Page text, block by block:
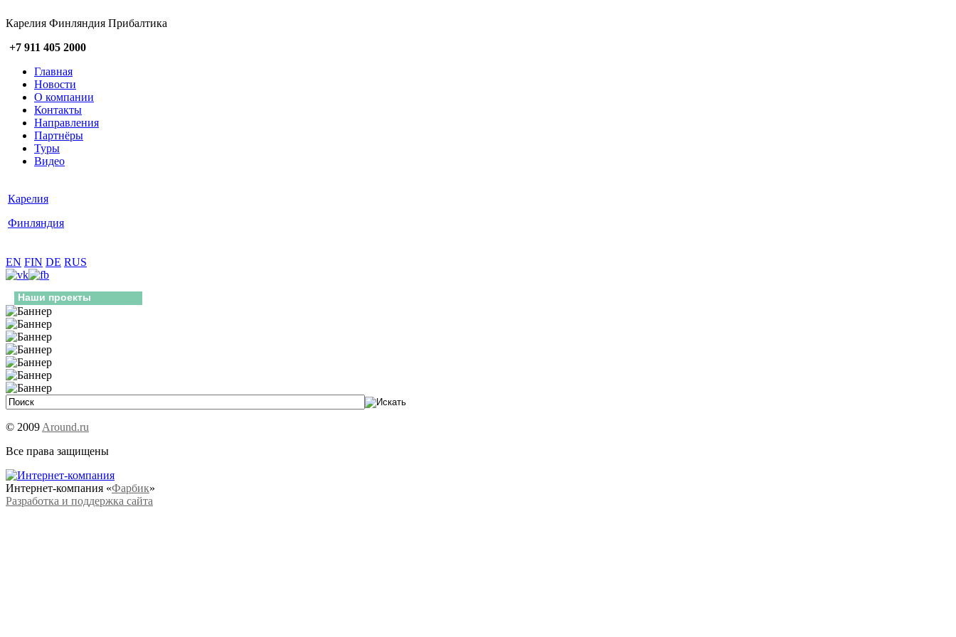
Карелия Финляндия Прибалтика
+7 911 405 2000
Главная
Новости
О компании
Контакты
Направления
Партнёры
Туры
Видео
Карелия
Финляндия
EN FIN DE RUS
Наши проекты
© 2009 Around.ru
Все права защищены
Интернет-компания «Фарбик»
Разработка и поддержка сайта